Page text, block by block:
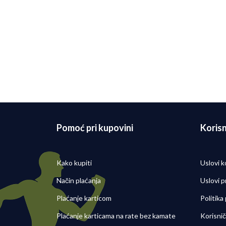
Pomoć pri kupovini
Kako kupiti
Način plaćanja
Plaćanje karticom
Plaćanje karticama na rate bez kamate
Uslovi
Uslovi
Politika